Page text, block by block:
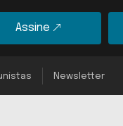
Assine
Newsletter